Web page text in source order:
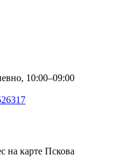
10:00–09:00
на карте Пскова